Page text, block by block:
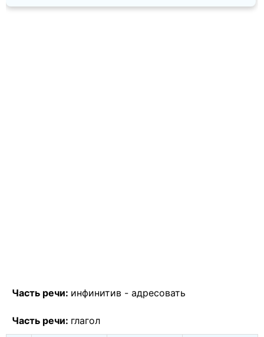
Часть речи: инфинитив - адресовать
Часть речи: глагол